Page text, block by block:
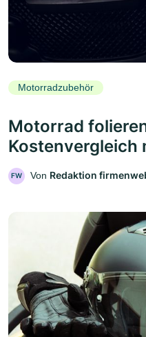
Motorradzubehör
Motorrad
Kostenvergleich
FW Von Redaktion